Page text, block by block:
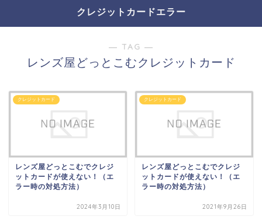
クレジットカードエラー
― TAG ―
レンズ屋どっとこむクレジットカード
クレジットカード
レンズ屋どっとこむでクレジ
ットカードが使えない！（エ
ラー時の対処方法）
2024年3月10日
クレジットカード
レンズ屋どっとこむでクレジ
ットカードが使えない！（エ
ラー時の対処方法）
2021年9月26日